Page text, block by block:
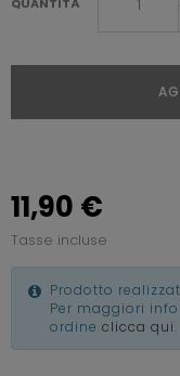
11,90 €
Tasse incluse
Prodotto
Per maggiori
ordine clicca qui.